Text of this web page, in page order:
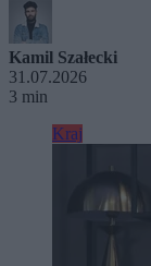
Kamil Szałecki
31.07.2026
3 min
Kraj